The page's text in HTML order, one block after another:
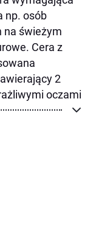
np. osób
na świeżym
Cera z
2
oczami